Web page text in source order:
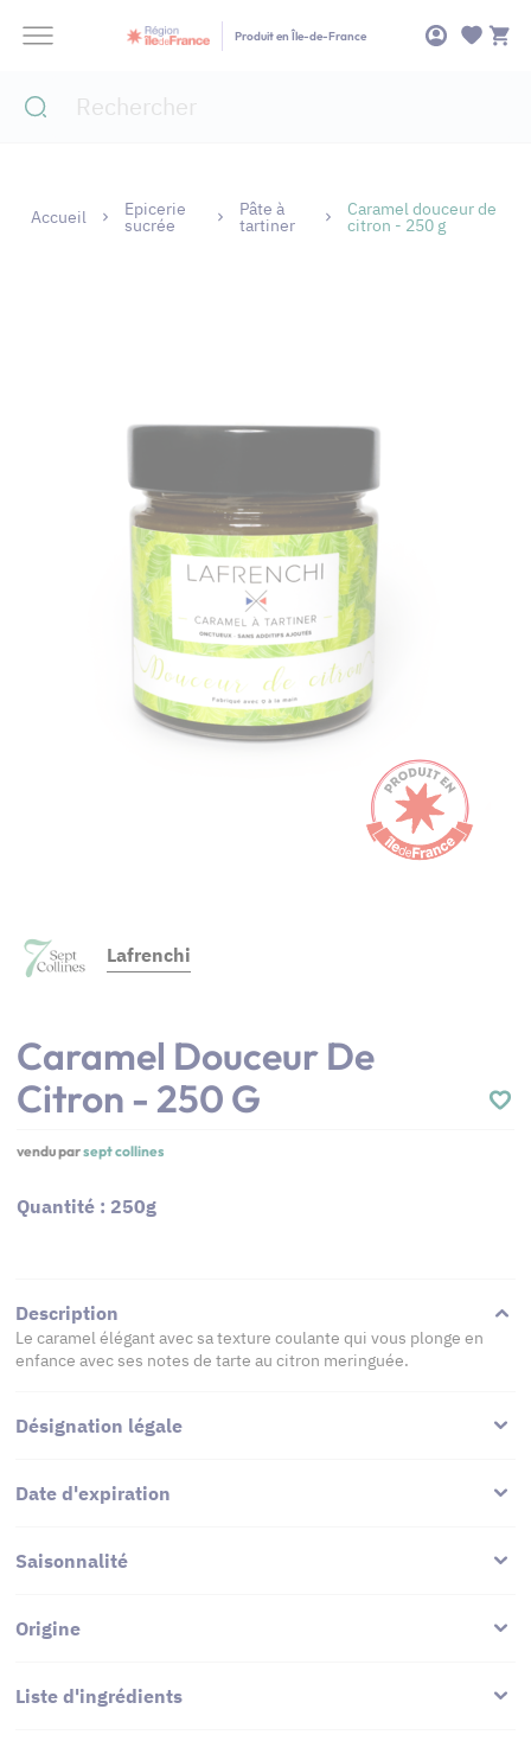
Produit en Île-de-France
Accueil Epicerie
sucrée
Pâte à
tartiner
Caramel douceur de
citron - 250 g
Lafrenchi
Caramel Douceur De
Citron - 250 G
vendu parsept collines
Quantité : 250g
Description
Le caramel élégant avec sa texture coulante qui vous plonge en
enfance avec ses notes de tarte au citron meringuée.
Désignation légale
Date d'expiration
Saisonnalité
Origine
Liste d'ingrédients